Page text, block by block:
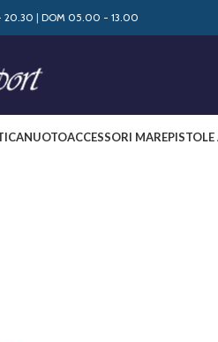
20.30 | DOM 05.00 - 13.00
NUOTOACCESSORI MAREPISTOLE